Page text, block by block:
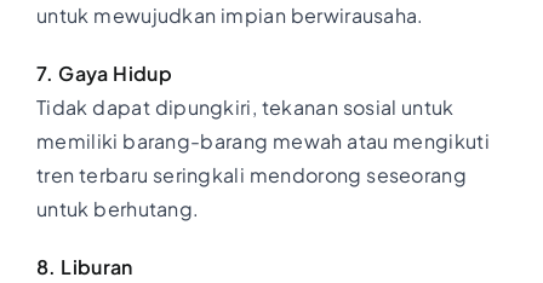
untuk mewujudkan impian berwirausaha.
7. Gaya Hidup
Tidak dapat dipungkiri, tekanan sosial untuk
memiliki barang-barang mewah atau mengikuti
tren terbaru seringkali mendorong seseorang
untuk berhutang.
8. Liburan